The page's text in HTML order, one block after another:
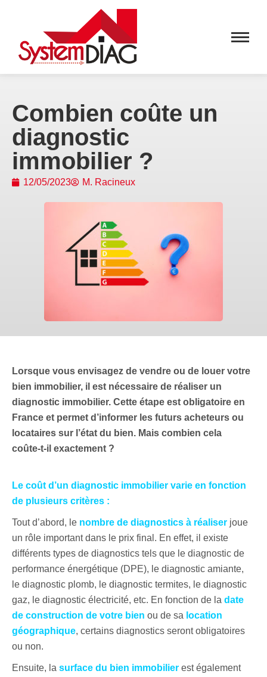
Combien coûte un
diagnostic
immobilier ?
12/05/2023 M. Racineux
Lorsque vous envisagez de vendre ou de louer votre
bien immobilier, il est nécessaire de réaliser un
diagnostic immobilier. Cette étape est obligatoire en
France et permet d’informer les futurs acheteurs ou
locataires sur l’état du bien. Mais combien cela
coûte-t-il exactement ?
Le coût d’un diagnostic immobilier varie en fonction
de plusieurs critères :
Tout d’abord, le nombre de diagnostics à réaliser joue
un rôle important dans le prix final. En effet, il existe
différents types de diagnostics tels que le diagnostic de
performance énergétique (DPE), le diagnostic amiante,
le diagnostic plomb, le diagnostic termites, le diagnostic
gaz, le diagnostic électricité, etc. En fonction de la date
de construction de votre bien ou de sa location
géographique, certains diagnostics seront obligatoires
ou non.
Ensuite, la surface du bien immobilier est également